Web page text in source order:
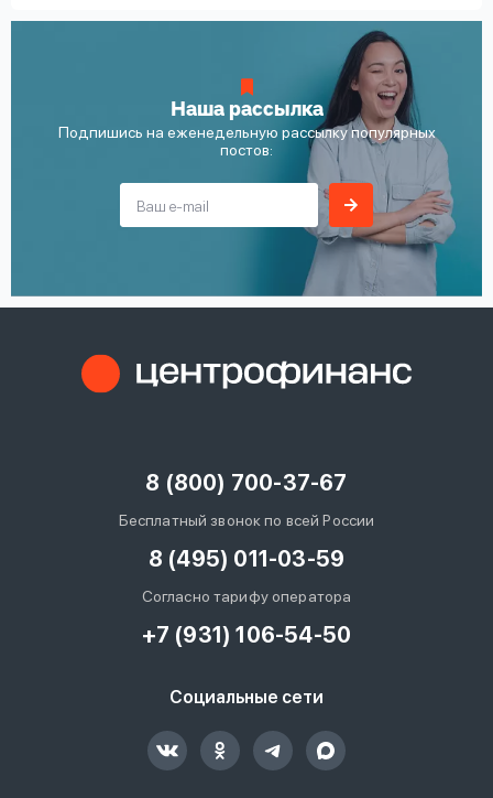
Наша рассылка
Подпишись на еженедельную рассылку популярных
постов:
8 (800) 700-37-67
Бесплатный звонок по всей России
8 (495) 011-03-59
Согласно тарифу оператора
+7 (931) 106-54-50
Социальные сети